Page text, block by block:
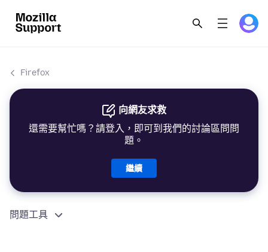
Firefox
向網友求救
還需要幫忙嗎？請登入，即可到我們的討論區問問
題。
繼續
問題工具